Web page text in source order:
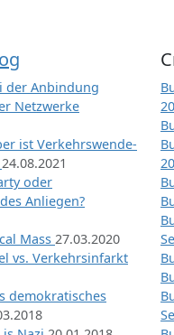
der Anbindung
Netzwerke
ist Verkehrswende-
24.08.2021
oder
Anliegen?
Mass 27.03.2020
vs. Verkehrsinfarkt
demokratisches